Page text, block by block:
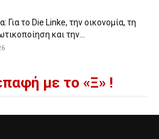
Για το Die Linke, την οικονομία, τη
και την...
με το «Ξ» !